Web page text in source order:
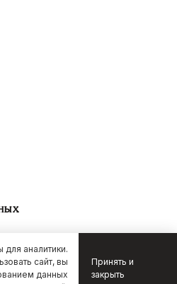
аналитики.
сайт, вы
данных
Принять и
закрыть